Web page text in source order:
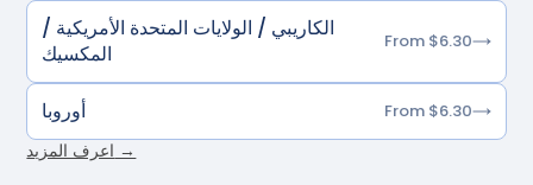
الكاريبي / الولايات المتحدة الأمريكية /
المكسيك
From $6.30
أوروبا From $6.30
اعرف المزيد →